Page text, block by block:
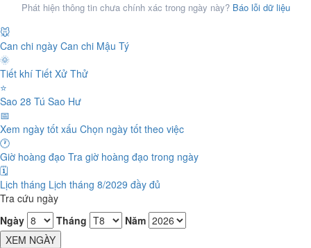
Phát hiện thông tin chưa chính xác trong ngày này? Báo lỗi dữ liệu
🐭
Can chi ngày Can chi Mậu Tý
🌞
Tiết khí Tiết Xử Thử
⭐
Sao 28 Tú Sao Hư
📅
Xem ngày tốt xấu Chọn ngày tốt theo việc
🕐
Giờ hoàng đạo Tra giờ hoàng đạo trong ngày
🗓️
Lịch tháng Lịch tháng 8/2029 đầy đủ
Tra cứu ngày
Ngày
Tháng
Năm
XEM NGÀY